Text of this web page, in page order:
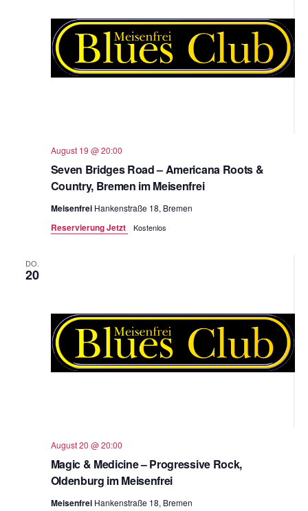
Seven Bridges Road – Americana Roots &
Country, Bremen im Meisenfrei
August 19 @ 20:00
Meisenfrei Hankenstraße 18, Bremen
Reservierung Jetzt Kostenlos
DO.
20
Magic & Medicine – Progressive Rock,
Oldenburg im Meisenfrei
August 20 @ 20:00
Meisenfrei Hankenstraße 18, Bremen